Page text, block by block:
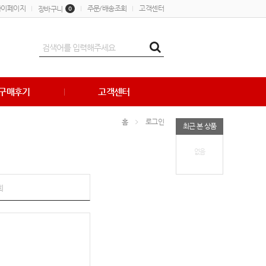
페이지 장바구니 0 주문/배송조회 고객센터
매후기 고객센터
최근 본 상품
없음
홈 로그인